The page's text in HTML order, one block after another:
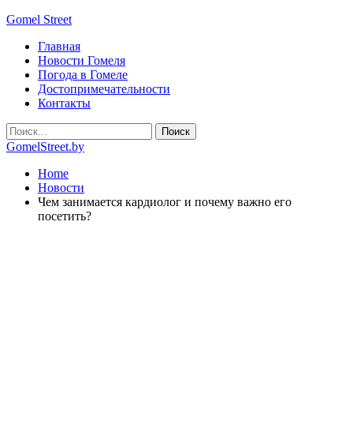
Gomel Street
Главная
Новости Гомеля
Погода в Гомеле
Достопримечательности
Контакты
GomelStreet.by
Home
Новости
Чем занимается кардиолог и почему важно его
посетить?